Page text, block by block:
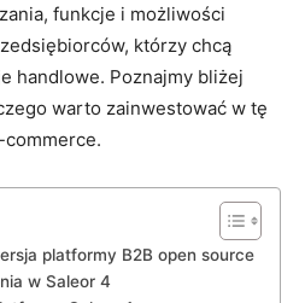
​funkcje i możliwości
‌którzy chcą
handlowe. ⁣Poznajmy ‍bliżej
warto zainwestować w tę
platformy B2B open source
‍w Saleor 4